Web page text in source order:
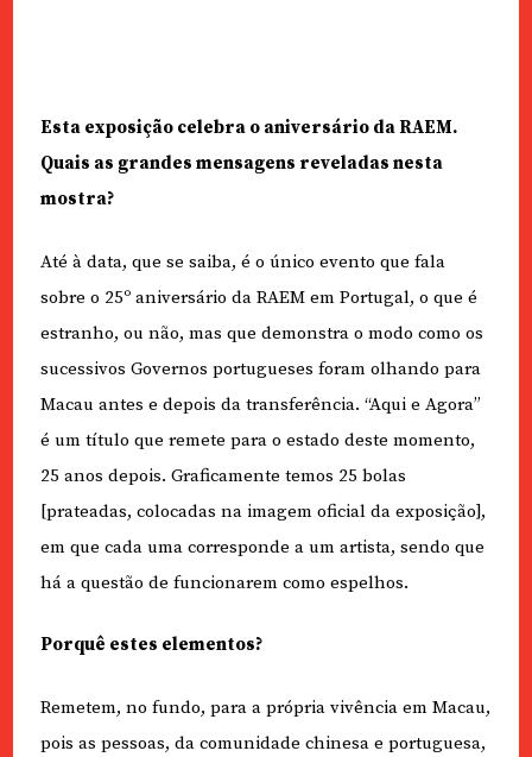
Esta exposição celebra o aniversário da RAEM.
Quais as grandes mensagens reveladas nesta
mostra?
Até à data, que se saiba, é o único evento que fala
sobre o 25º aniversário da RAEM em Portugal, o que é
estranho, ou não, mas que demonstra o modo como os
sucessivos Governos portugueses foram olhando para
Macau antes e depois da transferência. “Aqui e Agora”
é um título que remete para o estado deste momento,
25 anos depois. Graficamente temos 25 bolas
[prateadas, colocadas na imagem oficial da exposição],
em que cada uma corresponde a um artista, sendo que
há a questão de funcionarem como espelhos.
Porquê estes elementos?
Remetem, no fundo, para a própria vivência em Macau,
pois as pessoas, da comunidade chinesa e portuguesa,